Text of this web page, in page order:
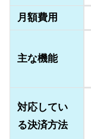
月額費用
主な機能
対応してい
る決済方法